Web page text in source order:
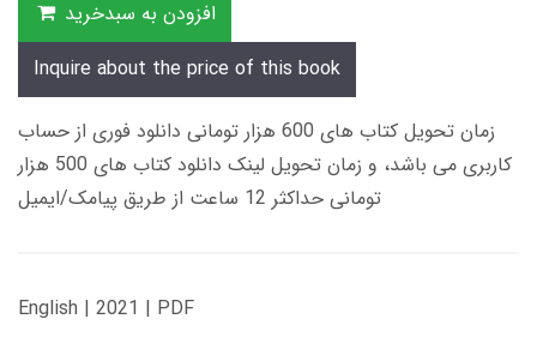
افزودن به سبدخرید
Inquire about the price of this book
زمان تحویل کتاب های 600 هزار تومانی دانلود فوری از حساب
کاربری می باشد، و زمان تحویل لینک دانلود کتاب های 500 هزار
تومانی حداکثر 12 ساعت از طریق پیامک/ایمیل
English | 2021 | PDF